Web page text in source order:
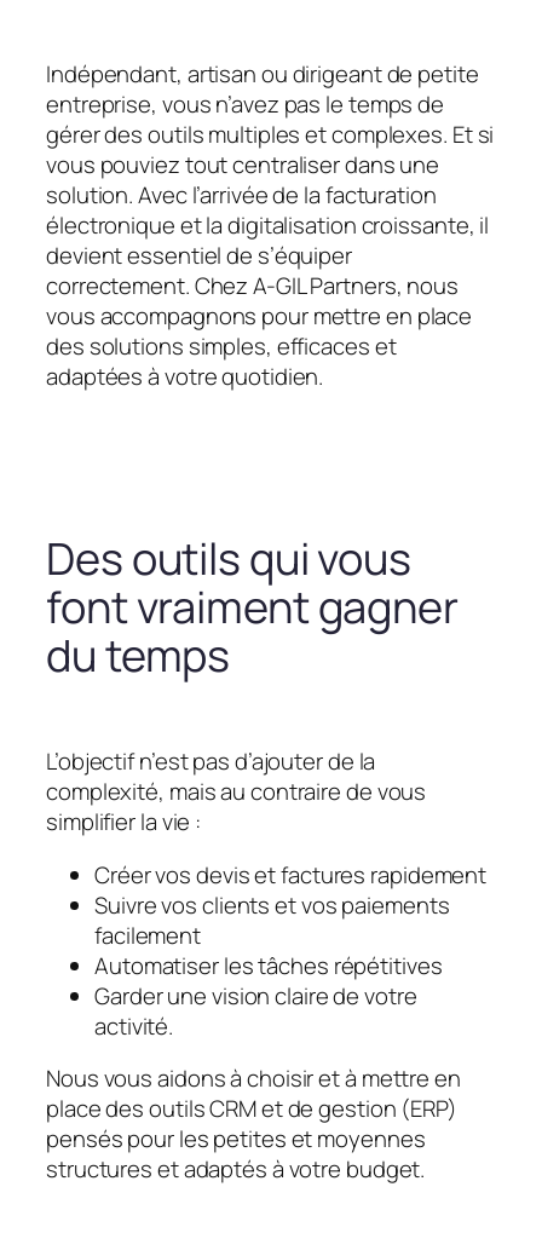
Indépendant, artisan ou dirigeant de petite
entreprise, vous n’avez pas le temps de
gérer des outils multiples et complexes. Et si
vous pouviez tout centraliser dans une
solution. Avec l’arrivée de la facturation
électronique et la digitalisation croissante, il
devient essentiel de s’équiper
correctement. Chez A-GIL Partners, nous
vous accompagnons pour mettre en place
des solutions simples, efficaces et
adaptées à votre quotidien.
Des outils qui vous
font vraiment gagner
du temps
L’objectif n’est pas d’ajouter de la
complexité, mais au contraire de vous
simplifier la vie :
Créer vos devis et factures rapidement
Suivre vos clients et vos paiements
facilement
Automatiser les tâches répétitives
Garder une vision claire de votre
activité.
Nous vous aidons à choisir et à mettre en
place des outils CRM et de gestion (ERP)
pensés pour les petites et moyennes
structures et adaptés à votre budget.